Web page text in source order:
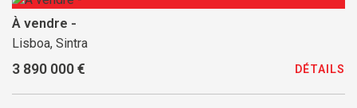
À vendre -
Lisboa, Sintra
3 890 000 € DÉTAILS